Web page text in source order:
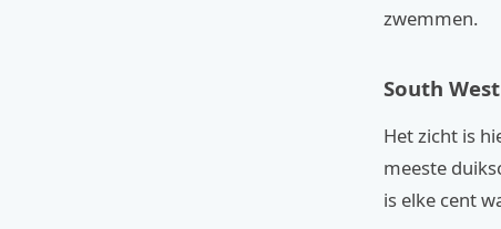
zwemmen.
South
Het zicht is
meeste
is elke cent